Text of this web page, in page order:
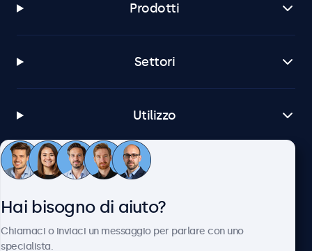
Prodotti
Settori
Utilizzo
Servizio Clienti
Hai bisogno di aiuto?
Chiamaci o inviaci un messaggio per parlare con uno
specialista.